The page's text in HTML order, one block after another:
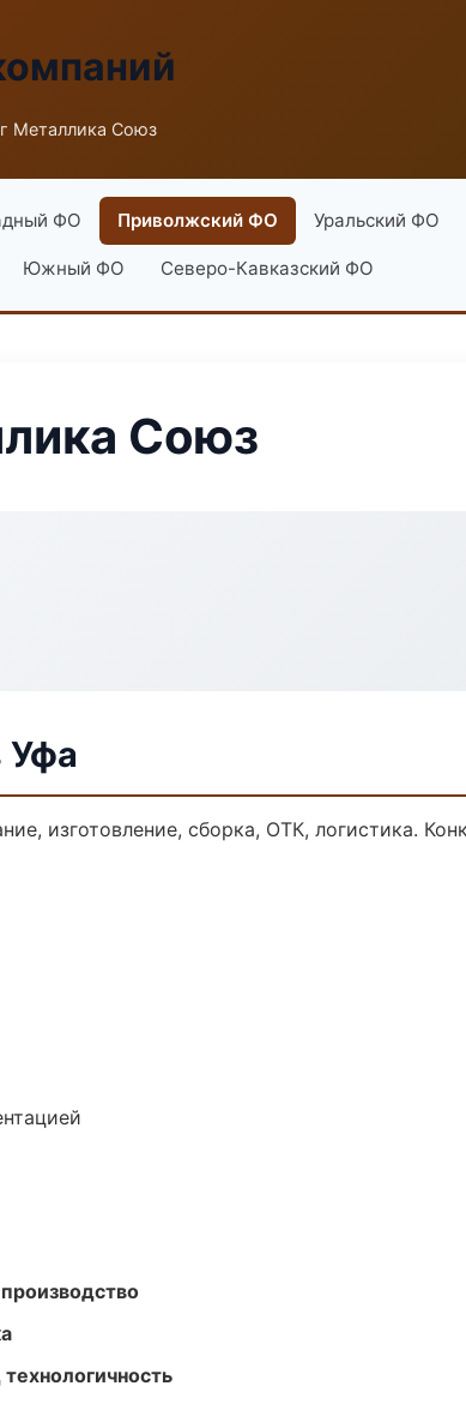
Металлика Союз
ФО Приволжский ФО Уральский ФО
Южный ФО Северо-Кавказский ФО
Союз
Уфа
изготовление, сборка, ОТК, логистика.